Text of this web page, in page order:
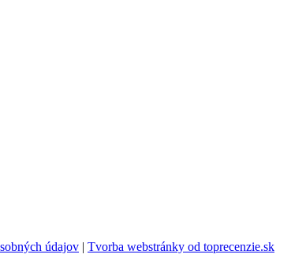
údajov | Tvorba webstránky od toprecenzie.sk